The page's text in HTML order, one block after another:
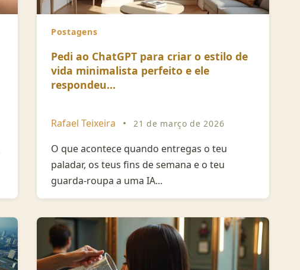
Postagens
Pedi ao ChatGPT para criar o estilo de
vida minimalista perfeito e ele
respondeu…
Rafael Teixeira • 21 de março de 2026
O que acontece quando entregas o teu
paladar, os teus fins de semana e o teu
guarda-roupa a uma IA...